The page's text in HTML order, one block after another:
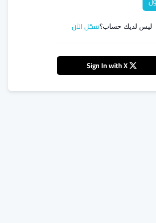
ليس لديك حساب؟سجّل الآن
Sign In with X